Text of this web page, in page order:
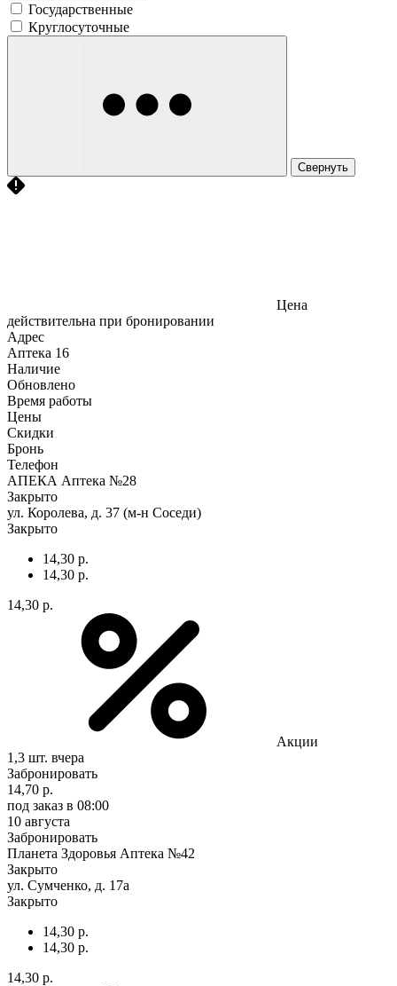
Государственные
Круглосуточные
Свернуть
Цена
действительна при бронировании
Адрес
Аптека 16
Наличие
Обновлено
Время работы
Цены
Скидки
Бронь
Телефон
АПЕКА Аптека №28
Закрыто
ул. Королева, д. 37 (м-н Соседи)
Закрыто
14,30 р.
14,30 р.
14,30 р.
Акции
1,3 шт. вчера
Забронировать
14,70 р.
под заказ в 08:00
10 августа
Забронировать
Планета Здоровья Аптека №42
Закрыто
ул. Сумченко, д. 17а
Закрыто
14,30 р.
14,30 р.
14,30 р.